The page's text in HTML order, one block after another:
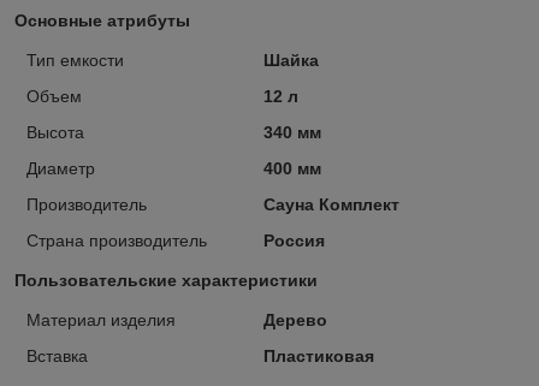
Основные атрибуты
Тип емкости
Шайка
Объем
12 л
Высота
340 мм
Диаметр
400 мм
Производитель
Сауна Комплект
Страна производитель
Россия
Пользовательские характеристики
Материал изделия
Дерево
Вставка
Пластиковая